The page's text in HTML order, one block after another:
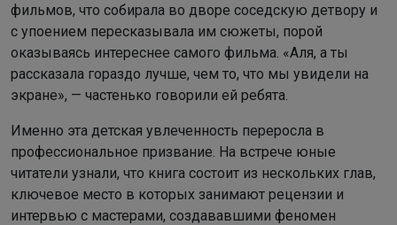
фильмов, что собирала во дворе соседскую детвору и
с упоением пересказывала им сюжеты, порой
оказываясь интереснее самого фильма. «Аля, а ты
рассказала гораздо лучше, чем то, что мы увидели на
экране», — частенько говорили ей ребята.
Именно эта детская увлеченность переросла в
профессиональное призвание. На встрече юные
читатели узнали, что книга состоит из нескольких глав,
ключевое место в которых занимают рецензии и
интервью с мастерами, создававшими феномен